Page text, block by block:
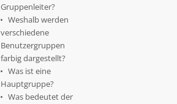
Gruppenleiter?
Weshalb werden
verschiedene
Benutzergruppen
farbig dargestellt?
Was ist eine
Hauptgruppe?
Was bedeutet der